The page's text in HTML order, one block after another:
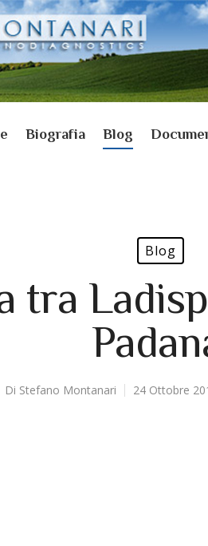
Biografia Blog
Blog
tra
Di Stefano Montanari 24 Ottobre